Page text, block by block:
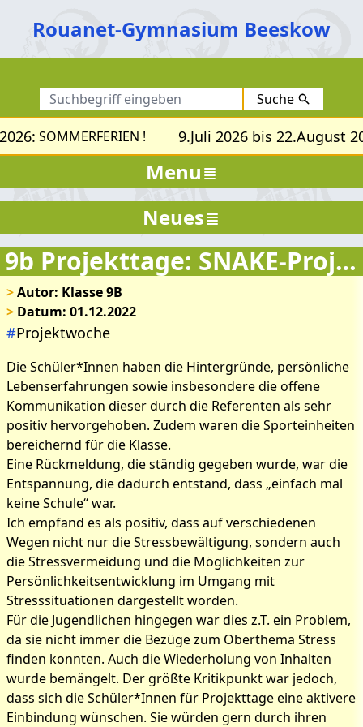
Rouanet-Gymnasium Beeskow
Suche
SOMMERFERIEN ! 9.Juli 2026 bis 22.August
Menu
9b Projekttage: SNAKE-Projekt
>Autor: Klasse 9B
> Datum: 01.12.2022
#Projektwoche
Die Schüler*Innen haben die Hintergründe, persönliche
Lebenserfahrungen sowie insbesondere die offene
Kommunikation dieser durch die Referenten als sehr
positiv hervorgehoben. Zudem waren die Sporteinheiten
bereichernd für die Klasse.
Eine Rückmeldung, die ständig gegeben wurde, war die
Entspannung, die dadurch entstand, dass „einfach mal
keine Schule“ war.
Ich empfand es als positiv, dass auf verschiedenen
Wegen nicht nur die Stressbewältigung, sondern auch
die Stressvermeidung und die Möglichkeiten zur
Persönlichkeitsentwicklung im Umgang mit
Stresssituationen dargestellt worden.
Für die Jugendlichen hingegen war dies z.T. ein Problem,
da sie nicht immer die Bezüge zum Oberthema Stress
finden konnten. Auch die Wiederholung von Inhalten
wurde bemängelt. Der größte Kritikpunkt war jedoch,
dass sich die Schüler*Innen für Projekttage eine aktivere
Einbindung wünschen. Sie würden gern durch ihren
Neues